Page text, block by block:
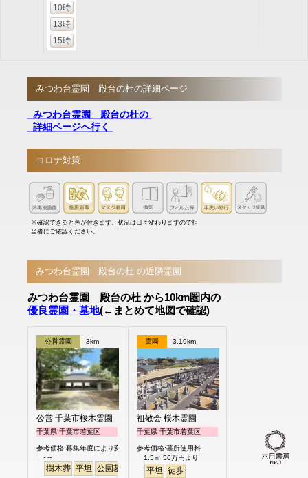
10時
13時
15時
みつわ台霊園 殿台の杜の詳細ページ
みつわ台霊園 殿台の杜の
詳細ページへ行く
コロナ対策
※確認できると色が付きます。状況は日々変わりますので担
当者にご確認ください。
みつわ台霊園 殿台の杜 の近隣霊園
みつわ台霊園 殿台の杜 から10km圏内の
優良霊園・墓地(←まとめて地図で確認)
公営霊園 3km
公営 千葉市桜木霊園
千葉県 千葉市若葉区
参考価格:募集年度により変わります
- --
樹木葬 平坦 公園墓地
霊園 3.19km
祖敬会 桜木霊園
千葉県 千葉市若葉区
参考価格:墓所使用料
1.5㎡ 56万円より
平坦 徒歩